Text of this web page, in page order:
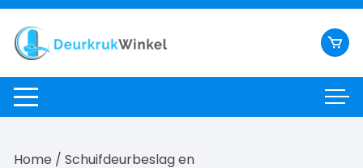
Ga
naar
inhoud
Home /Schuifdeurbeslag en